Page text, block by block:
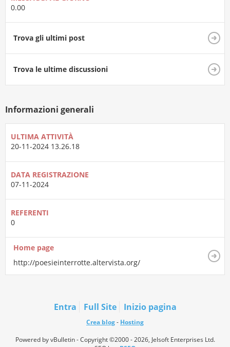
0.00
Trova gli ultimi post
Trova le ultime discussioni
Informazioni generali
ULTIMA ATTIVITÀ
20-11-2024 13.26.18
DATA REGISTRAZIONE
07-11-2024
REFERENTI
0
Home page
http://poesieinterrotte.altervista.org/
Entra Full Site Inizio pagina
Crea blog- Hosting
Powered by vBulletin - Copyright ©2000 - 2026, Jelsoft Enterprises Ltd.